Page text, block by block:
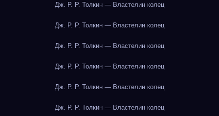
Дж. Р. Р. Толкин — Властелин колец
Дж. Р. Р. Толкин — Властелин колец
Дж. Р. Р. Толкин — Властелин колец
Дж. Р. Р. Толкин — Властелин колец
Дж. Р. Р. Толкин — Властелин колец
Дж. Р. Р. Толкин — Властелин колец